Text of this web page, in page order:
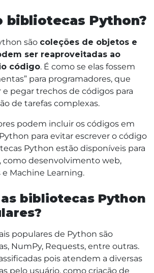
bibliotecas Python?
são coleções de objetos e
ser reaproveitadas ao
código. É como se elas fossem
para programadores, que
pegar trechos de códigos para
de tarefas complexas.
podem incluir os códigos em
para evitar escrever o código
Python estão disponíveis para
como desenvolvimento web,
Machine Learning.
as bibliotecas Python
populares de Python são
NumPy, Requests, entre outras.
pois atendem a diversas
pelo usuário, como criação de